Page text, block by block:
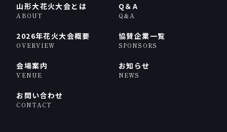
山形大花火大会とは
ABOUT
Q＆A
Q＆A
2026年花火大会概要
OVERVIEW
協賛企業一覧
SPONSORS
会場案内
VENUE
お知らせ
NEWS
お問い合わせ
CONTACT